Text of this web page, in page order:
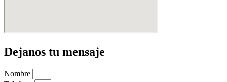
Dejanos tu mensaje
Nombre